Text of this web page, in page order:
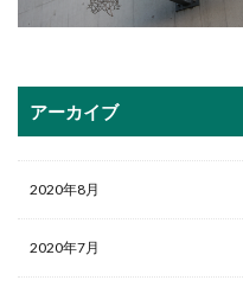
アーカイブ
2020年8月
2020年7月